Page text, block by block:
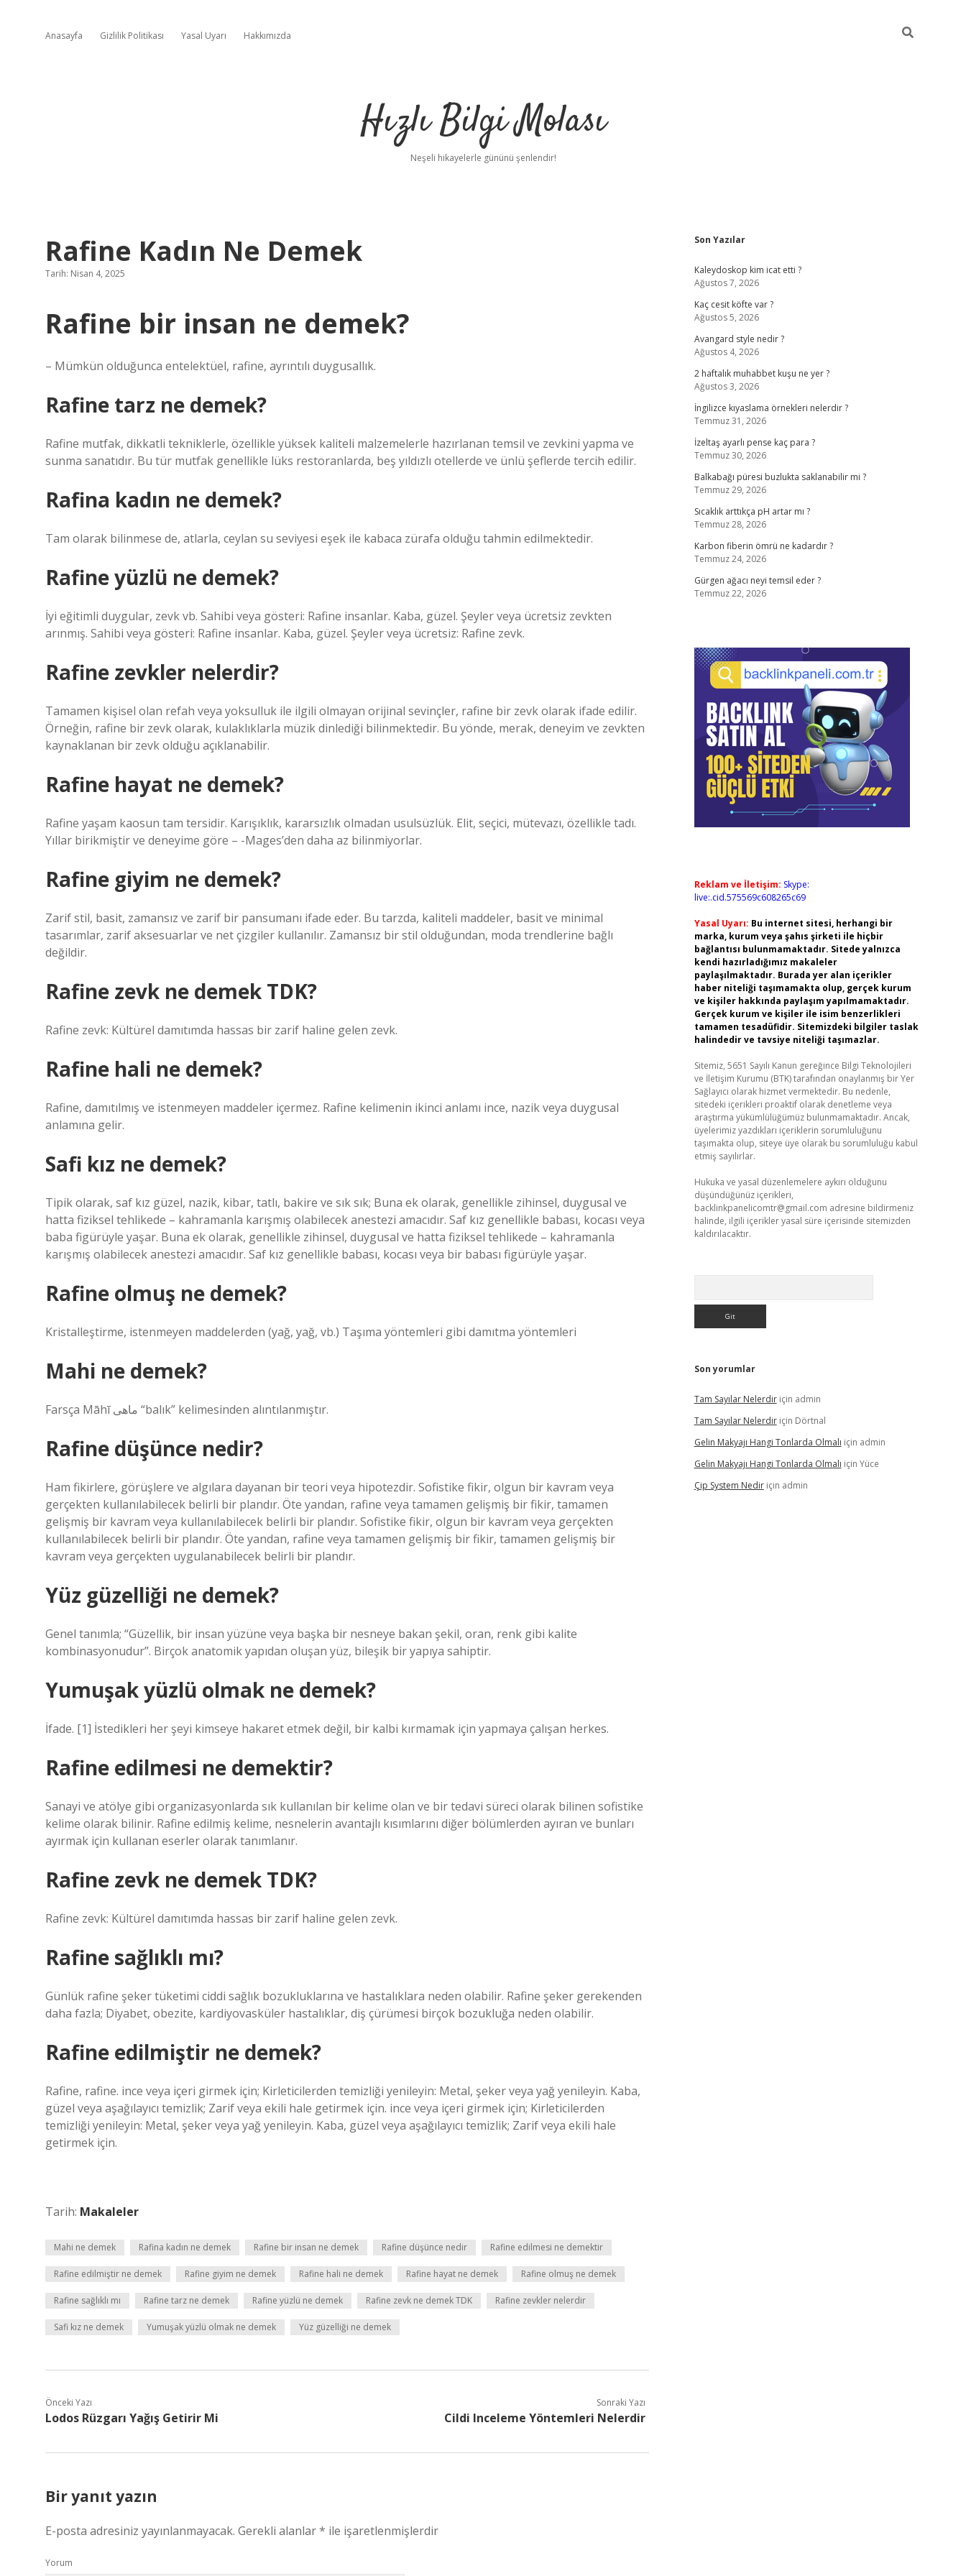
Anasayfa Gizlilik Politikası Yasal Uyarı Hakkımızda
Hızlı Bilgi Molası
Neşeli hikayelerle gününü şenlendir!
Rafine Kadın Ne Demek
Tarih: Nisan 4, 2025
Rafine bir insan ne demek?
– Mümkün olduğunca entelektüel, rafine, ayrıntılı duygusallık.
Rafine tarz ne demek?
Rafine mutfak, dikkatli tekniklerle, özellikle yüksek kaliteli malzemelerle hazırlanan temsil ve zevkini yapma ve
sunma sanatıdır. Bu tür mutfak genellikle lüks restoranlarda, beş yıldızlı otellerde ve ünlü şeflerde tercih edilir.
Rafina kadın ne demek?
Tam olarak bilinmese de, atlarla, ceylan su seviyesi eşek ile kabaca zürafa olduğu tahmin edilmektedir.
Rafine yüzlü ne demek?
İyi eğitimli duygular, zevk vb. Sahibi veya gösteri: Rafine insanlar. Kaba, güzel. Şeyler veya ücretsiz zevkten
arınmış. Sahibi veya gösteri: Rafine insanlar. Kaba, güzel. Şeyler veya ücretsiz: Rafine zevk.
Rafine zevkler nelerdir?
Tamamen kişisel olan refah veya yoksulluk ile ilgili olmayan orijinal sevinçler, rafine bir zevk olarak ifade edilir.
Örneğin, rafine bir zevk olarak, kulaklıklarla müzik dinlediği bilinmektedir. Bu yönde, merak, deneyim ve zevkten
kaynaklanan bir zevk olduğu açıklanabilir.
Rafine hayat ne demek?
Rafine yaşam kaosun tam tersidir. Karışıklık, kararsızlık olmadan usulsüzlük. Elit, seçici, mütevazı, özellikle tadı.
Yıllar birikmiştir ve deneyime göre – -Mages’den daha az bilinmiyorlar.
Rafine giyim ne demek?
Zarif stil, basit, zamansız ve zarif bir pansumanı ifade eder. Bu tarzda, kaliteli maddeler, basit ve minimal
tasarımlar, zarif aksesuarlar ve net çizgiler kullanılır. Zamansız bir stil olduğundan, moda trendlerine bağlı
değildir.
Rafine zevk ne demek TDK?
Rafine zevk: Kültürel damıtımda hassas bir zarif haline gelen zevk.
Rafine hali ne demek?
Rafine, damıtılmış ve istenmeyen maddeler içermez. Rafine kelimenin ikinci anlamı ince, nazik veya duygusal
anlamına gelir.
Safi kız ne demek?
Tipik olarak, saf kız güzel, nazik, kibar, tatlı, bakire ve sık sık; Buna ek olarak, genellikle zihinsel, duygusal ve
hatta fiziksel tehlikede – kahramanla karışmış olabilecek anestezi amacıdır. Saf kız genellikle babası, kocası veya
baba figürüyle yaşar. Buna ek olarak, genellikle zihinsel, duygusal ve hatta fiziksel tehlikede – kahramanla
karışmış olabilecek anestezi amacıdır. Saf kız genellikle babası, kocası veya bir babası figürüyle yaşar.
Rafine olmuş ne demek?
Kristalleştirme, istenmeyen maddelerden (yağ, yağ, vb.) Taşıma yöntemleri gibi damıtma yöntemleri
Mahi ne demek?
Farsça Māhī ماهی “balık” kelimesinden alıntılanmıştır.
Rafine düşünce nedir?
Ham fikirlere, görüşlere ve algılara dayanan bir teori veya hipotezdir. Sofistike fikir, olgun bir kavram veya
gerçekten kullanılabilecek belirli bir plandır. Öte yandan, rafine veya tamamen gelişmiş bir fikir, tamamen
gelişmiş bir kavram veya kullanılabilecek belirli bir plandır. Sofistike fikir, olgun bir kavram veya gerçekten
kullanılabilecek belirli bir plandır. Öte yandan, rafine veya tamamen gelişmiş bir fikir, tamamen gelişmiş bir
kavram veya gerçekten uygulanabilecek belirli bir plandır.
Yüz güzelliği ne demek?
Genel tanımla; “Güzellik, bir insan yüzüne veya başka bir nesneye bakan şekil, oran, renk gibi kalite
kombinasyonudur”. Birçok anatomik yapıdan oluşan yüz, bileşik bir yapıya sahiptir.
Yumuşak yüzlü olmak ne demek?
İfade. [1] İstedikleri her şeyi kimseye hakaret etmek değil, bir kalbi kırmamak için yapmaya çalışan herkes.
Rafine edilmesi ne demektir?
Sanayi ve atölye gibi organizasyonlarda sık kullanılan bir kelime olan ve bir tedavi süreci olarak bilinen sofistike
kelime olarak bilinir. Rafine edilmiş kelime, nesnelerin avantajlı kısımlarını diğer bölümlerden ayıran ve bunları
ayırmak için kullanan eserler olarak tanımlanır.
Rafine zevk ne demek TDK?
Rafine zevk: Kültürel damıtımda hassas bir zarif haline gelen zevk.
Rafine sağlıklı mı?
Günlük rafine şeker tüketimi ciddi sağlık bozukluklarına ve hastalıklara neden olabilir. Rafine şeker gerekenden
daha fazla; Diyabet, obezite, kardiyovasküler hastalıklar, diş çürümesi birçok bozukluğa neden olabilir.
Rafine edilmiştir ne demek?
Rafine, rafine. ince veya içeri girmek için; Kirleticilerden temizliği yenileyin: Metal, şeker veya yağ yenileyin. Kaba,
güzel veya aşağılayıcı temizlik; Zarif veya ekili hale getirmek için. ince veya içeri girmek için; Kirleticilerden
temizliği yenileyin: Metal, şeker veya yağ yenileyin. Kaba, güzel veya aşağılayıcı temizlik; Zarif veya ekili hale
getirmek için.
Tarih: Makaleler
Mahi ne demek Rafina kadın ne demek Rafine bir insan ne demek Rafine düşünce nedir Rafine edilmesi ne demektir
Rafine edilmiştir ne demek Rafine giyim ne demek Rafine hali ne demek Rafine hayat ne demek Rafine olmuş ne demek
Rafine sağlıklı mı Rafine tarz ne demek Rafine yüzlü ne demek Rafine zevk ne demek TDK Rafine zevkler nelerdir
Safi kız ne demek Yumuşak yüzlü olmak ne demek Yüz güzelliği ne demek
Önceki Yazı
Lodos Rüzgarı Yağış Getirir Mi
Sonraki Yazı
Cildi Inceleme Yöntemleri Nelerdir
Bir yanıt yazın
E-posta adresiniz yayınlanmayacak. Gerekli alanlar* ile işaretlenmişlerdir
Yorum
Sidebar
Son Yazılar
Kaleydoskop kim icat etti ?
Ağustos 7, 2026
Kaç cesit köfte var ?
Ağustos 5, 2026
Avangard style nedir ?
Ağustos 4, 2026
2 haftalık muhabbet kuşu ne yer ?
Ağustos 3, 2026
İngilizce kıyaslama örnekleri nelerdir ?
Temmuz 31, 2026
İzeltaş ayarlı pense kaç para ?
Temmuz 30, 2026
Balkabağı püresi buzlukta saklanabilir mi ?
Temmuz 29, 2026
Sıcaklık arttıkça pH artar mı ?
Temmuz 28, 2026
Karbon fiberin ömrü ne kadardır ?
Temmuz 24, 2026
Gürgen ağacı neyi temsil eder ?
Temmuz 22, 2026
Reklam ve İletişim: Skype:
live:.cid.575569c608265c69
Yasal Uyarı: Bu internet sitesi, herhangi bir
marka, kurum veya şahıs şirketi ile hiçbir
bağlantısı bulunmamaktadır. Sitede yalnızca
kendi hazırladığımız makaleler
paylaşılmaktadır. Burada yer alan içerikler
haber niteliği taşımamakta olup, gerçek kurum
ve kişiler hakkında paylaşım yapılmamaktadır.
Gerçek kurum ve kişiler ile isim benzerlikleri
tamamen tesadüfidir. Sitemizdeki bilgiler taslak
halindedir ve tavsiye niteliği taşımazlar.
Sitemiz, 5651 Sayılı Kanun gereğince Bilgi Teknolojileri
ve İletişim Kurumu (BTK) tarafından onaylanmış bir Yer
Sağlayıcı olarak hizmet vermektedir. Bu nedenle,
sitedeki içerikleri proaktif olarak denetleme veya
araştırma yükümlülüğümüz bulunmamaktadır. Ancak,
üyelerimiz yazdıkları içeriklerin sorumluluğunu
taşımakta olup, siteye üye olarak bu sorumluluğu kabul
etmiş sayılırlar.
Hukuka ve yasal düzenlemelere aykırı olduğunu
düşündüğünüz içerikleri,
backlinkpanelicomtr@gmail.com adresine bildirmeniz
halinde, ilgili içerikler yasal süre içerisinde sitemizden
kaldırılacaktır.
Son yorumlar
Tam Sayılar Nelerdiriçin admin
Tam Sayılar Nelerdiriçin Dörtnal
Gelin Makyajı Hangi Tonlarda Olmalı için admin
Gelin Makyajı Hangi Tonlarda Olmalı için Yüce
Çip System Nediriçin admin
https://hiltonbet-giris.com/